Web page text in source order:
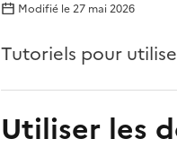
Modifié le27 mai 2026
Tutoriels pour
Utiliser les